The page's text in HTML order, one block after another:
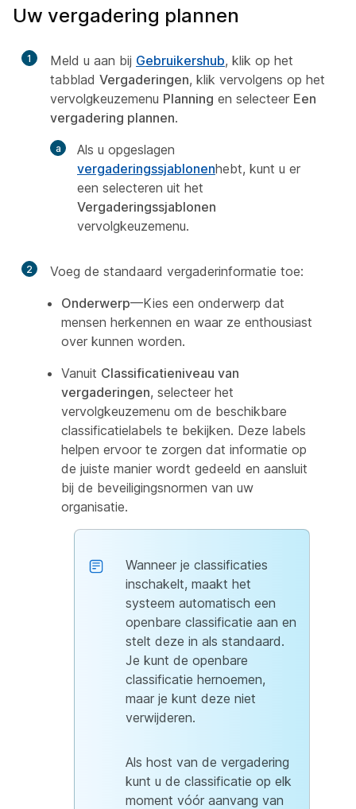
Uw vergadering plannen
1 Meld u aan bij Gebruikershub, klik op het
tabblad Vergaderingen, klik vervolgens op het
vervolgkeuzemenu Planning en selecteer Een
vergadering plannen.
Als u opgeslagen
vergaderingssjablonenhebt, kunt u er
een selecteren uit het
Vergaderingssjablonen
vervolgkeuzemenu.
2
Voeg de standaard vergaderinformatie toe:
Onderwerp—Kies een onderwerp dat
mensen herkennen en waar ze enthousiast
over kunnen worden.
Vanuit Classificatieniveau van
vergaderingen, selecteer het
vervolgkeuzemenu om de beschikbare
classificatielabels te bekijken. Deze labels
helpen ervoor te zorgen dat informatie op
de juiste manier wordt gedeeld en aansluit
bij de beveiligingsnormen van uw
organisatie.
Wanneer je classificaties
inschakelt, maakt het
systeem automatisch een
openbare classificatie aan en
stelt deze in als standaard.
Je kunt de openbare
classificatie hernoemen,
maar je kunt deze niet
verwijderen.
Als host van de vergadering
kunt u de classificatie op elk
moment vóór aanvang van